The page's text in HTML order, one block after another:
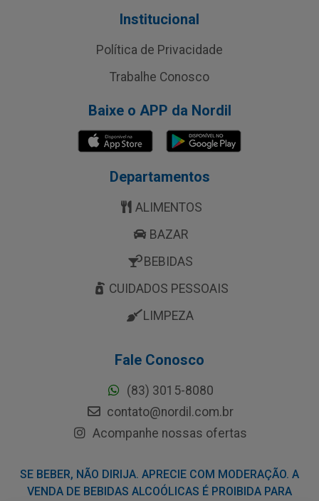
Institucional
Política de Privacidade
Trabalhe Conosco
Baixe o APP da Nordil
Departamentos
ALIMENTOS
BAZAR
BEBIDAS
CUIDADOS PESSOAIS
LIMPEZA
Fale Conosco
(83) 3015-8080
contato@nordil.com.br
Acompanhe nossas ofertas
SE BEBER, NÃO DIRIJA. APRECIE COM MODERAÇÃO. A
VENDA DE BEBIDAS ALCOÓLICAS É PROIBIDA PARA